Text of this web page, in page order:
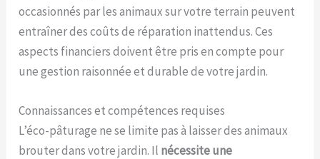
occasionnés par les animaux sur votre terrain peuvent
entraîner des coûts de réparation inattendus. Ces
aspects financiers doivent être pris en compte pour
une gestion raisonnée et durable de votre jardin.
Connaissances et compétences requises
L’éco-pâturage ne se limite pas à laisser des animaux
brouter dans votre jardin. Il nécessite une